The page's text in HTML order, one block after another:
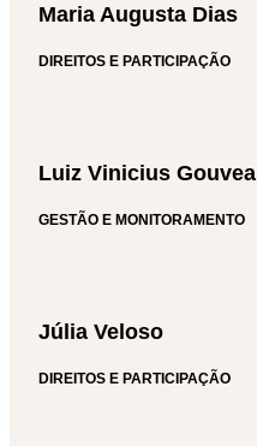
Maria Augusta Dias
DIREITOS E PARTICIPAÇÃO
Luiz Vinicius Gouvea
GESTÃO E MONITORAMENTO
Júlia Veloso
DIREITOS E PARTICIPAÇÃO